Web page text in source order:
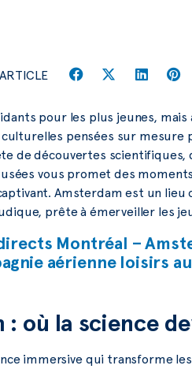
pour les plus jeunes, mais
pensées sur
de découvertes scientifiques,
vous promet des
Amsterdam est un lieu
prête à émerveiller les
Montréal –
aérienne loisirs
: où la science
immersive qui transforme